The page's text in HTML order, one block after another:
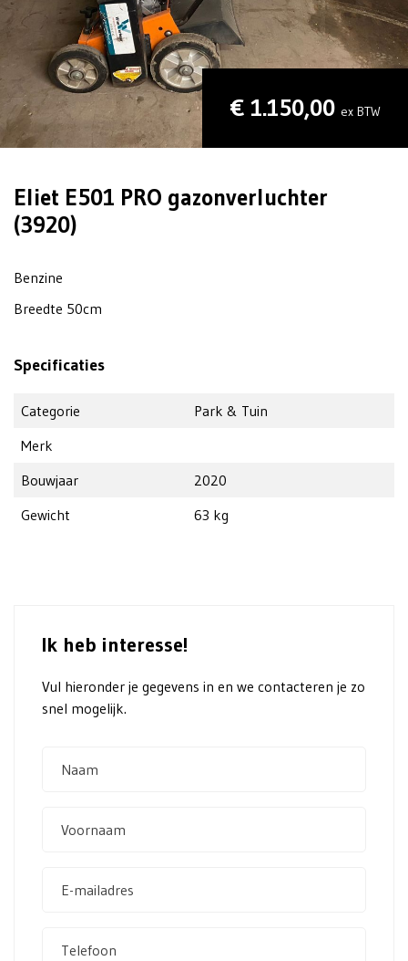
€ 1.150,00 ex BTW
Eliet E501 PRO gazonverluchter
(3920)
Benzine
Breedte 50cm
Specificaties
Categorie
Park & Tuin
Merk
Bouwjaar
2020
Gewicht
63 kg
Ik heb interesse!
Vul hieronder je gegevens in en we contacteren je zo
snel mogelijk.